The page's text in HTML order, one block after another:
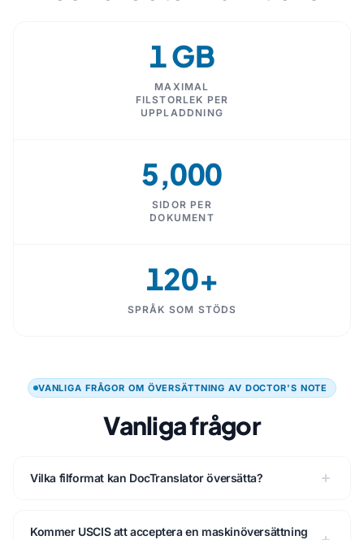
1 GB
MAXIMAL
FILSTORLEK PER
UPPLADDNING
5,000
SIDOR PER
DOKUMENT
120+
SPRÅK SOM STÖDS
VANLIGA FRÅGOR OM ÖVERSÄTTNING AV DOCTOR'S NOTE
Vanliga frågor
Vilka filformat kan DocTranslator översätta?
Kommer USCIS att acceptera en maskinöversättning